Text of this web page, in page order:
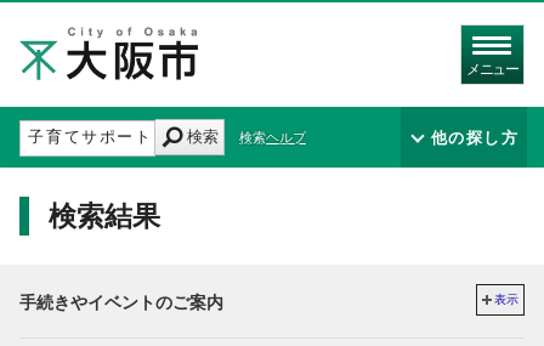
メニュー
検索 検索ヘルプ 他の探し方
検索結果
手続きやイベントのご案内 表示